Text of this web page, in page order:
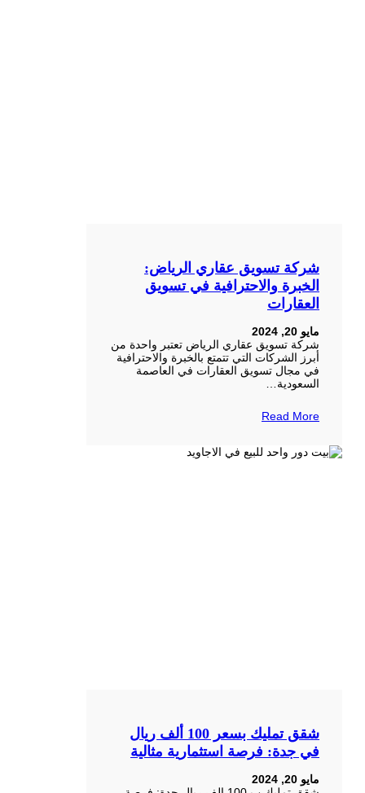
شركة تسويق عقاري الرياض:
الخبرة والاحترافية في تسويق
العقارات
مايو 20, 2024
شركة تسويق عقاري الرياض تعتبر واحدة من
أبرز الشركات التي تتمتع بالخبرة والاحترافية
في مجال تسويق العقارات في العاصمة
السعودية…
Read More
شقق تمليك بسعر 100 ألف ريال
في جدة: فرصة استثمارية مثالية
مايو 20, 2024